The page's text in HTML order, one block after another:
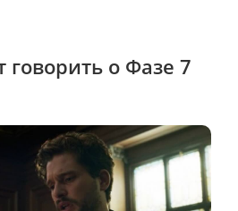
говорить о Фазе 7